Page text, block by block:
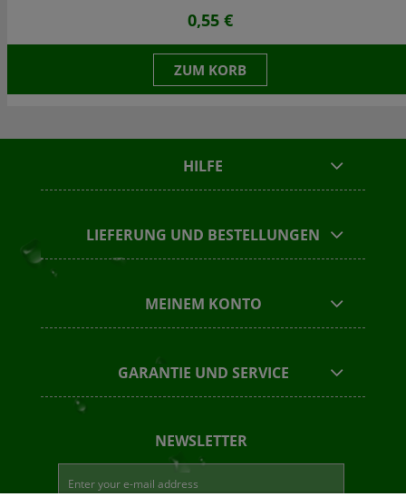
0,55 €
ZUM KORB
HILFE
LIEFERUNG UND BESTELLUNGEN
MEINEM KONTO
GARANTIE UND SERVICE
NEWSLETTER